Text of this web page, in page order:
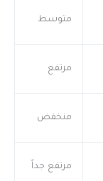
متوسط
مرتفع
منخفض
مرتفع جداً